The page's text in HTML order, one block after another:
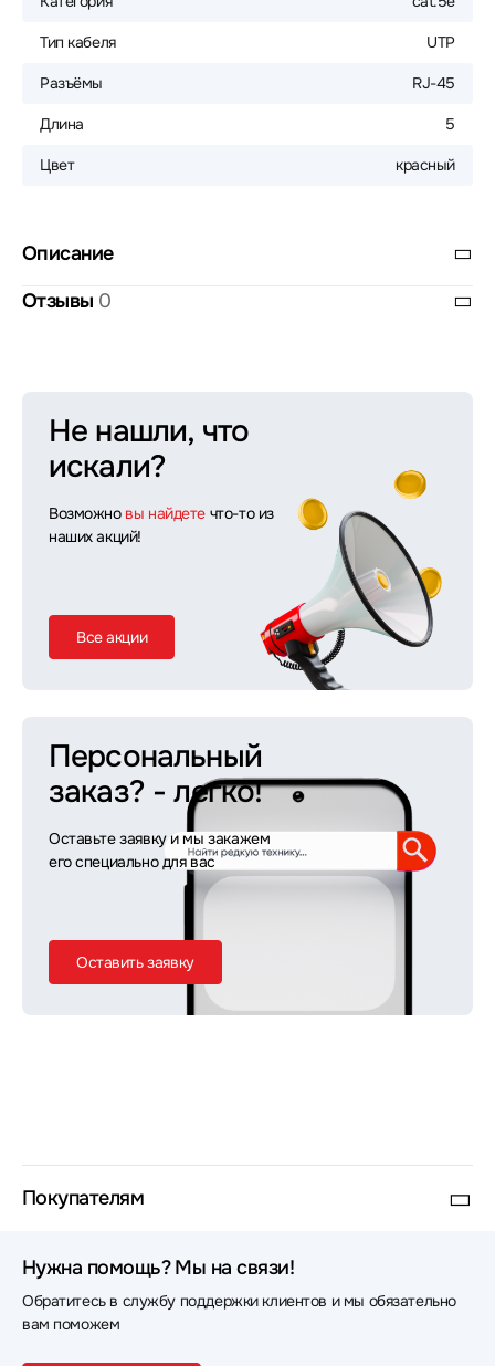
Тип кабеля UTP
Разъёмы RJ-45
Длина 5
Цвет красный
Описание
Отзывы 0
Не нашли, что
искали?
Возможно вы найдете что-то из
наших акций!
Все акции
Персональный
заказ? - легко!
Оставьте заявку и мы закажем
его специально для вас
Оставить заявку
Покупателям
Нужна помощь? Мы на связи!
Обратитесь в службу поддержки клиентов и мы обязательно
вам поможем